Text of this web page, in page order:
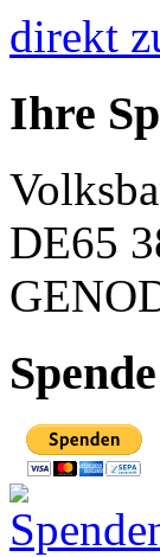
direkt
Ihre
DE65